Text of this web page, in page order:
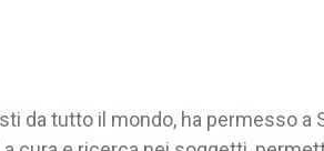
da tutto il mondo, ha permesso a